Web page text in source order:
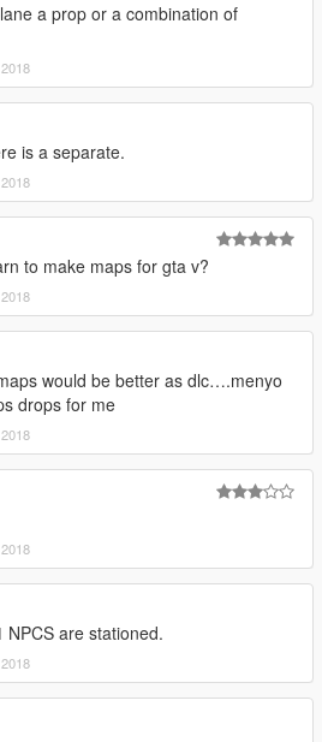
a prop or a combination of
is a separate.
to make maps for gta v?
would be better as dlc….menyo
drops for me
NPCS are stationed.